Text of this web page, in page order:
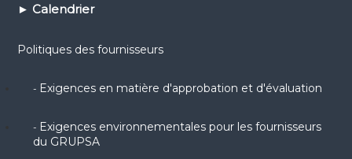
► Calendrier
Politiques des fournisseurs
- Exigences en matière d'approbation et d'évaluation
- Exigences environnementales pour les fournisseurs
du GRUPSA